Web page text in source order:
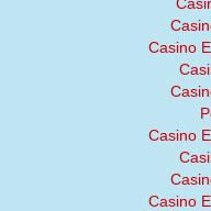
Casino
Casino
Casino